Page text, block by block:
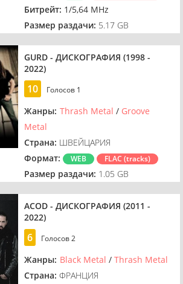
Битрейт: 1/5,64 MHz
Размер раздачи: 5.17 GB
GURD - ДИСКОГРАФИЯ (1998 -
2022)
10 Голосов 1
Жанры: Thrash Metal / Groove
Metal
Страна: ШВЕЙЦАРИЯ
Формат:
WEB FLAC (tracks)
Размер раздачи: 1.05 GB
ACOD - ДИСКОГРАФИЯ (2011 -
2022)
6 Голосов2
Жанры: Black Metal / Thrash Metal
Страна: ФРАНЦИЯ